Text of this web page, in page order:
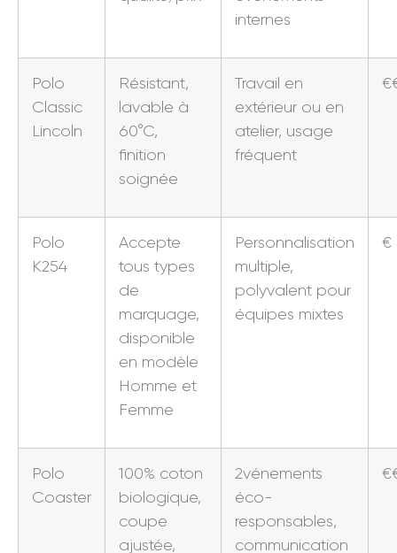
internes
Polo
Classic
Lincoln
Résistant,
lavable à
60°C,
finition
soignée
Travail en
extérieur ou en
atelier, usage
fréquent
Polo
K254
Accepte
tous types
de
marquage,
disponible
en modèle
Homme et
Femme
Personnalisation
multiple,
polyvalent pour
équipes mixtes
€
Polo
Coaster
100% coton
biologique,
coupe
ajustée,
2vénements
éco-
responsables,
communication